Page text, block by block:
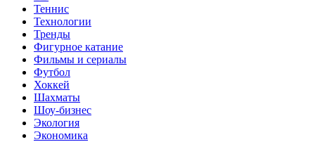
Теннис
Технологии
Тренды
Фигурное катание
Фильмы и сериалы
Футбол
Хоккей
Шахматы
Шоу-бизнес
Экология
Экономика